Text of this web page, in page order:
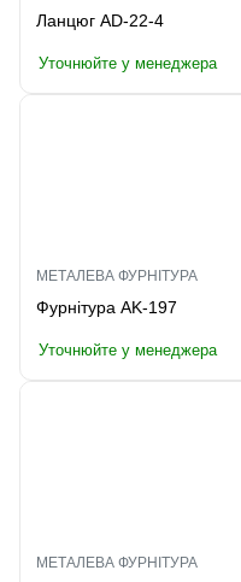
Ланцюг AD-22-4
Уточнюйте у менеджера
МЕТАЛЕВА ФУРНІТУРА
Фурнітура AK-197
Уточнюйте у менеджера
МЕТАЛЕВА ФУРНІТУРА